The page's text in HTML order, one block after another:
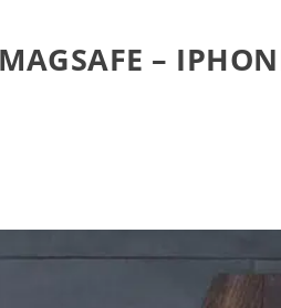
–